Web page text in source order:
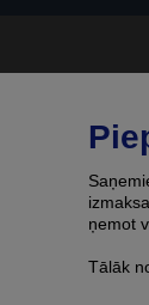
ņemot
Tālāk